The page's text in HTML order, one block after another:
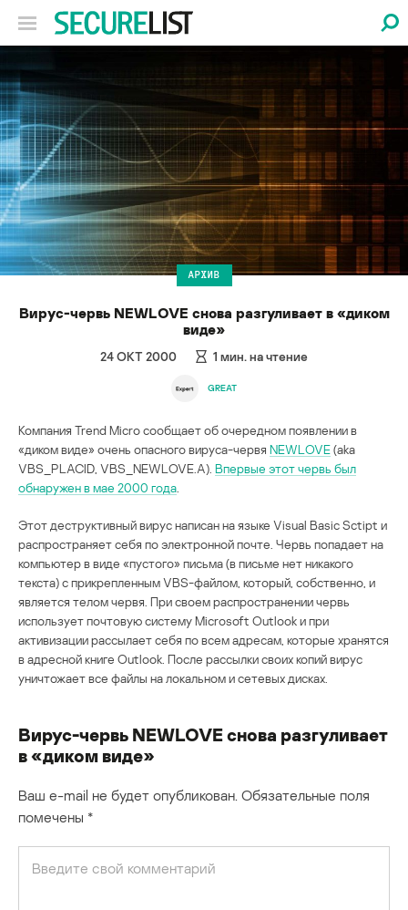
АРХИВ
Вирус-червь NEWLOVE снова разгуливает в «диком
виде»
24 ОКТ 2000 1 мин. на чтение
GREAT
Компания Trend Micro сообщает об очередном появлении в
«диком виде» очень опасного вируса-червя NEWLOVE(aka
VBS_PLACID, VBS_NEWLOVE.A). Впервые этот червь был
обнаружен в мае 2000 года
Этот деструктивный вирус написан на языке Visual Basic Sctipt и
распространяет себя по электронной почте. Червь попадает на
компьютер в виде «пустого» письма (в письме нет никакого
текста) с прикрепленным VBS-файлом, который, собственно, и
является телом червя. При своем распространении червь
использует почтовую систему Microsoft Outlook и при
активизации рассылает себя по всем адресам, которые хранятся
в адресной книге Outlook. После рассылки своих копий вирус
уничтожает все файлы на локальном и сетевых дисках.
Вирус-червь NEWLOVE снова разгуливает
в «диком виде»
Ваш e-mail не будет опубликован. Обязательные поля
помечены *